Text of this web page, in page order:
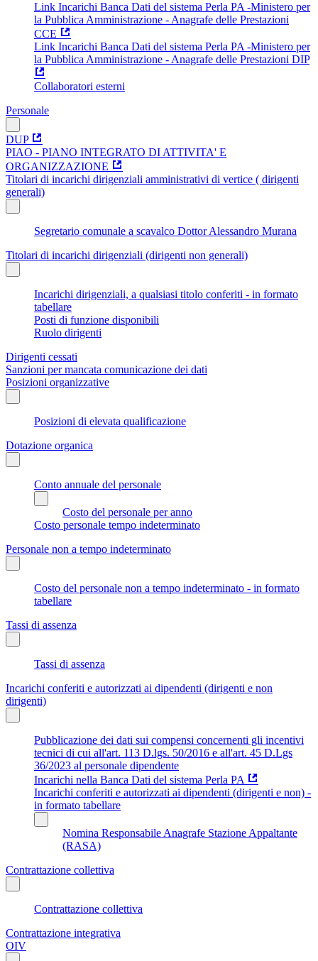
Link Incarichi Banca Dati del sistema Perla PA -Ministero per
la Pubblica Amministrazione - Anagrafe delle Prestazioni
CCE
Link Incarichi Banca Dati del sistema Perla PA -Ministero per
la Pubblica Amministrazione - Anagrafe delle Prestazioni DIP
Collaboratori esterni
Personale
DUP
PIAO - PIANO INTEGRATO DI ATTIVITA' E
ORGANIZZAZIONE
Titolari di incarichi dirigenziali amministrativi di vertice ( dirigenti
generali)
Segretario comunale a scavalco Dottor Alessandro Murana
Titolari di incarichi dirigenziali (dirigenti non generali)
Incarichi dirigenziali, a qualsiasi titolo conferiti - in formato
tabellare
Posti di funzione disponibili
Ruolo dirigenti
Dirigenti cessati
Sanzioni per mancata comunicazione dei dati
Posizioni organizzative
Posizioni di elevata qualificazione
Dotazione organica
Conto annuale del personale
Costo del personale per anno
Costo personale tempo indeterminato
Personale non a tempo indeterminato
Costo del personale non a tempo indeterminato - in formato
tabellare
Tassi di assenza
Tassi di assenza
Incarichi conferiti e autorizzati ai dipendenti (dirigenti e non
dirigenti)
Pubblicazione dei dati sui compensi concernenti gli incentivi
tecnici di cui all'art. 113 D.lgs. 50/2016 e all'art. 45 D.Lgs
36/2023 al personale dipendente
Incarichi nella Banca Dati del sistema Perla PA
Incarichi conferiti e autorizzati ai dipendenti (dirigenti e non) -
in formato tabellare
Nomina Responsabile Anagrafe Stazione Appaltante
(RASA)
Contrattazione collettiva
Contrattazione collettiva
Contrattazione integrativa
OIV